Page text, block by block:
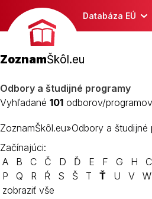
Databáza EÚ
ZoznamŠkôl.eu
Odbory a študijné programy
Vyhľadané 101 odborov/
ZoznamŠkôl.eu»Odbory a študijné
Začínajúci:
A
B C Č D Ď E F G H
P
Q R Ŕ S Š T Ť U V W
zobraziť vše